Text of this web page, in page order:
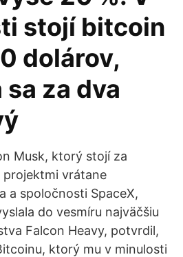
stojí bitcoin
dolárov,
za dva
Musk, ktorý stojí za
projektmi vrátane
a spoločnosti SpaceX,
do vesmíru najväčšiu
Falcon Heavy, potvrdil,
ktorý mu v minulosti